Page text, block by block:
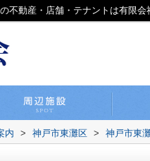
不動産・店舗・テナントは有限会
内 > 神戸市東灘区 > 神戸市東